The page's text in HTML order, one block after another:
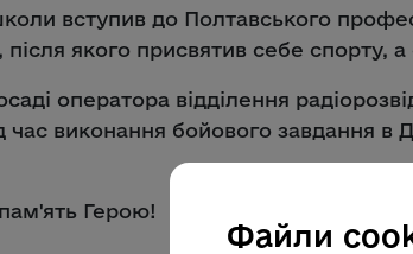
вступив до Полтавського
якого присвятив себе спорту,
оператора відділення
час виконання бойового завдання в
пам'ять Герою!
Файли